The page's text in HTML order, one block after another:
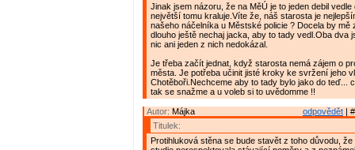
Jinak jsem názoru, že na MěÚ je to jeden debil vedle
největší tomu kraluje.Víte že, náš starosta je
našeho náčelníka u Městské policie ? Docela by mě
dlouho ještě nechaj jacka, aby to tady vedl.Oba dva
nic ani jeden z nich nedokázal.
Je třeba začít jednat, když starosta nemá zájem o
města. Je potřeba učinit jisté kroky ke svržení jeho
Chotěboři.Nechceme aby to tady bylo jako do teď...
tak se snažme a u voleb si to uvědomme !!
odpovědět |
Autor: Májka
Titulek:
Protihluková stěna se bude stavět z toho důvodu,